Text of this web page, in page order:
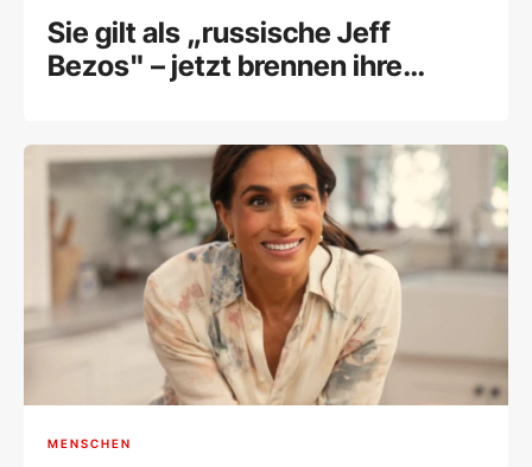
Sie gilt als „russische Jeff
Bezos" – jetzt brennen ihre
MENSCHEN